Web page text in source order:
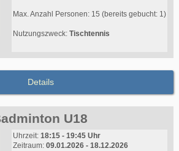
Max. Anzahl Personen: 15 (bereits gebucht: 1)
Nutzungszweck: Tischtennis
Details
U18
Uhrzeit: 18:15 - 19:45 Uhr
Zeitraum: 09.01.2026 - 18.12.2026